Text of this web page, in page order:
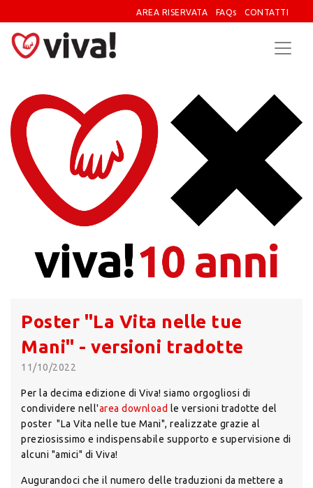
AREA RISERVATA FAQs CONTATTI
Poster "La Vita nelle tue
Mani" - versioni tradotte
11/10/2022
Per la decima edizione di Viva! siamo orgogliosi di
condividere nell'area download le versioni tradotte del
poster "La Vita nelle tue Mani", realizzate grazie al
preziosissimo e indispensabile supporto e supervisione di
alcuni "amici" di Viva!
Augurandoci che il numero delle traduzioni da mettere a